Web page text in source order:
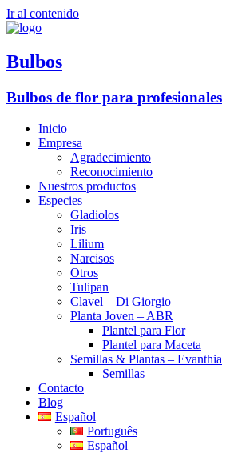
Ir al contenido
Bulbos
Bulbos de flor para profesionales
Inicio
Empresa
Agradecimiento
Reconocimiento
Nuestros productos
Especies
Gladiolos
Iris
Lilium
Narcisos
Otros
Tulipan
Clavel – Di Giorgio
Planta Joven – ABR
Plantel para Flor
Plantel para Maceta
Semillas & Plantas – Evanthia
Semillas
Contacto
Blog
Español
Português
Español